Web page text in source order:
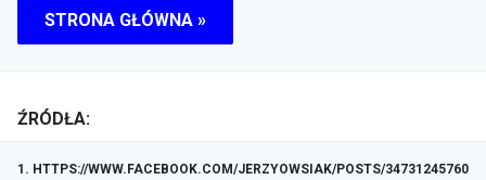
STRONA GŁÓWNA »
ŹRÓDŁA:
1 . HTTPS://WWW.FACEBOOK.COM/JERZYOWSIAK/POSTS/34731245760